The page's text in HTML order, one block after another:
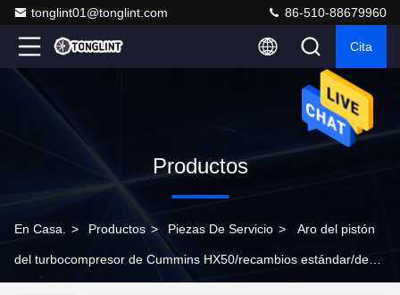
tonglint01@tonglint.com 86-510-88679960
Cita
Productos
En Casa. > Productos > Piezas De Servicio > Aro del pistón
del turbocompresor de Cummins HX50/recambios estándar/de